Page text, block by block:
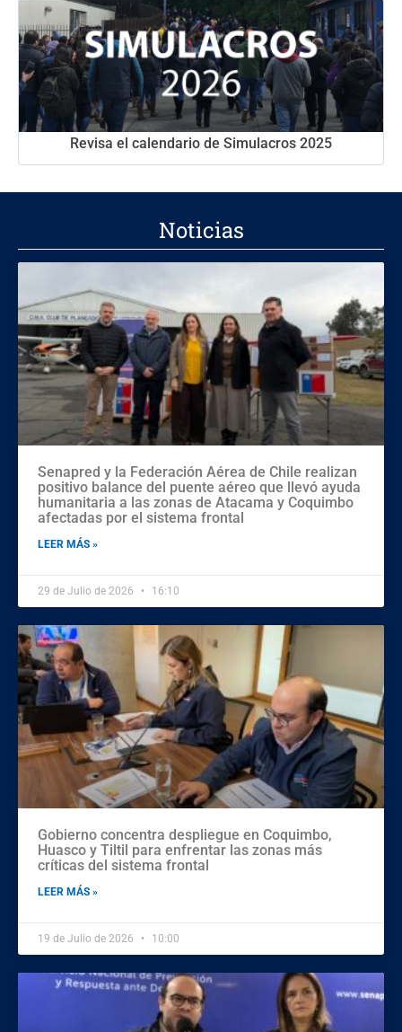
Revisa el calendario de Simulacros 2025
Noticias
Senapred y la Federación Aérea de Chile realizan
positivo balance del puente aéreo que llevó ayuda
humanitaria a las zonas de Atacama y Coquimbo
afectadas por el sistema frontal
LEER MÁS »
29 de Julio de 2026 16:10
Gobierno concentra despliegue en Coquimbo,
Huasco y Tiltil para enfrentar las zonas más
críticas del sistema frontal
LEER MÁS »
19 de Julio de 2026 10:00